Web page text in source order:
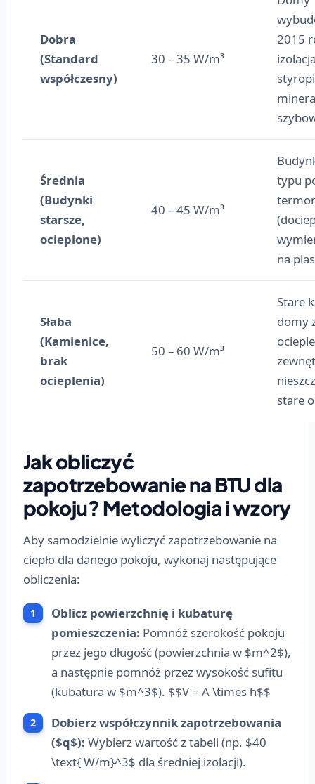
Dobra
(Standard
współczesny)
30 – 35 W/m³
2015
Średnia
(Budynki
starsze,
ocieplone)
40 – 45 W/m³
typu
na
Słaba
(Kamienice,
brak
ocieplenia)
50 – 60 W/m³
Stare
domy
stare
Jak obliczyć
zapotrzebowanie na BTU dla
pokoju? Metodologia i wzory
Aby samodzielnie wyliczyć zapotrzebowanie na
ciepło dla danego pokoju, wykonaj następujące
obliczenia:
Oblicz powierzchnię i kubaturę
pomieszczenia: Pomnóż szerokość pokoju
przez jego długość (powierzchnia w $m^2$),
a następnie pomnóż przez wysokość sufitu
(kubatura w $m^3$). $$V = A \times h$$
Dobierz współczynnik zapotrzebowania
($q$): Wybierz wartość z tabeli (np. $40
\text{ W/m}^3$ dla średniej izolacji).